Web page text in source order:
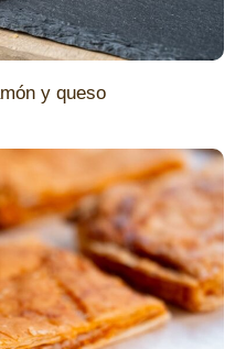
y queso